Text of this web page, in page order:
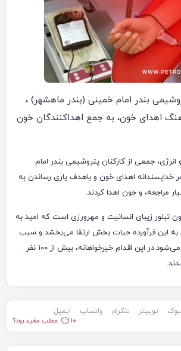
بندر امام خمینی (بندر ماهشهر) ،
اهدای خون، به جمع اهداکنندگان خون
انرژی، جمعی از کارکنان پتروشیمی بندر امام
خداپسندانه اهدای خون و باهدف یاری رساندن به
مراجعه، و خون اهدا کردند.
تبلور زیبای انسانیت و مهرورزی است که امید به
به این فرآورده حیات بخش ارتقا می‌بخشد و سبب
بهبود روند درمانی آنان می‌شود.در این اقدام خیرخواهانه، بیش از ۱۰۰ نفر
توییتر تلگرام واتساپ
ایمیل
10
مطلب مفید بود؟